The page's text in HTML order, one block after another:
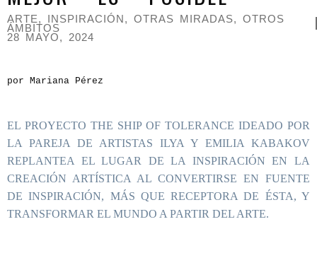
ARTE, INSPIRACIÓN, OTRAS MIRADAS, OTROS
ÁMBITOS
28 MAYO, 2024
por Mariana Pérez
EL PROYECTO THE SHIP OF TOLERANCE IDEADO POR
LA PAREJA DE ARTISTAS ILYA Y EMILIA KABAKOV
REPLANTEA EL LUGAR DE LA INSPIRACIÓN EN LA
CREACIÓN ARTÍSTICA AL CONVERTIRSE EN FUENTE
DE INSPIRACIÓN, MÁS QUE RECEPTORA DE ÉSTA, Y
TRANSFORMAR EL MUNDO A PARTIR DEL ARTE.